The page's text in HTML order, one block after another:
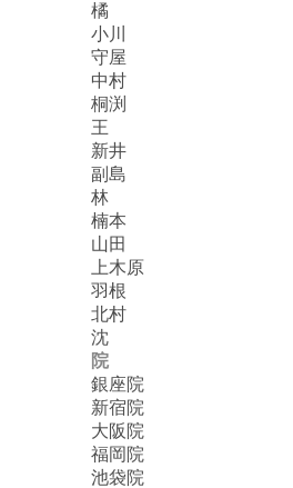
橘
小川
守屋
中村
桐渕
王
新井
副島
林
楠本
山田
上木原
羽根
北村
沈
院
銀座院
新宿院
大阪院
福岡院
池袋院